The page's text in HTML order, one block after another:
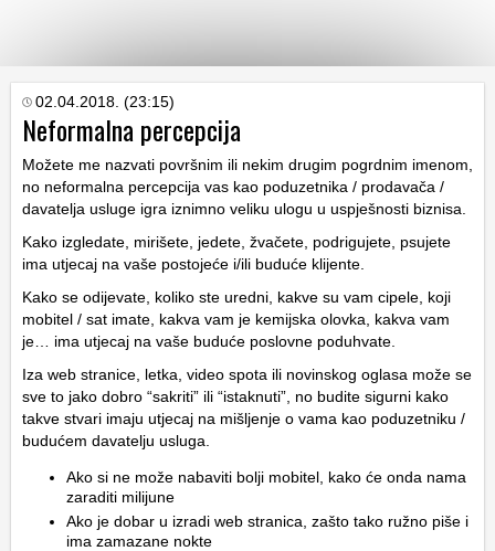
KATEGORIJE
HRVATSKI
WEB
02.04.2018. (23:15)
Neformalna percepcija
Možete me nazvati površnim ili nekim drugim pogrdnim imenom,
no neformalna percepcija vas kao poduzetnika / prodavača /
davatelja usluge igra iznimno veliku ulogu u uspješnosti biznisa.
Kako izgledate, mirišete, jedete, žvačete, podrigujete, psujete
ima utjecaj na vaše postojeće i/ili buduće klijente.
Kako se odijevate, koliko ste uredni, kakve su vam cipele, koji
mobitel / sat imate, kakva vam je kemijska olovka, kakva vam
je… ima utjecaj na vaše buduće poslovne poduhvate.
Iza web stranice, letka, video spota ili novinskog oglasa može se
sve to jako dobro “sakriti” ili “istaknuti”, no budite sigurni kako
takve stvari imaju utjecaj na mišljenje o vama kao poduzetniku /
budućem davatelju usluga.
Ako si ne može nabaviti bolji mobitel, kako će onda nama
zaraditi milijune
Ako je dobar u izradi web stranica, zašto tako ružno piše i
ima zamazane nokte